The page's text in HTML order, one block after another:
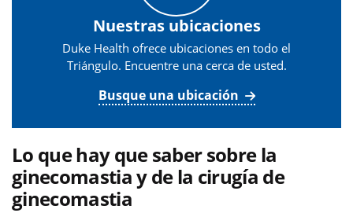
Nuestras ubicaciones
Duke Health ofrece ubicaciones en todo el
Triángulo. Encuentre una cerca de usted.
Busque una ubicación
Lo que hay que saber sobre la
ginecomastia y de la cirugía de
ginecomastia